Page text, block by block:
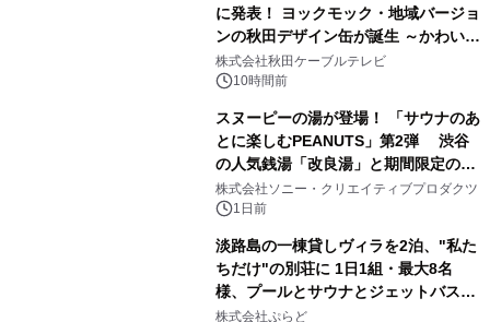
に発表！ ヨックモック・地域バージョ
ンの秋田デザイン缶が誕生 ～かわいい
秋田犬の子犬と秋田の四季と名所を巡
るパッケージ～ 9月1日(火)秋田県内で
株式会社秋田ケーブルテレビ
10時間前
スヌーピーの湯が登場！ 「サウナのあ
とに楽しむPEANUTS」第2弾 渋谷
の人気銭湯「改良湯」と期間限定のコ
ラボレーション サウナイキタイコラ
ボグッズも発売決定！
株式会社ソニー・クリエイティブプロダクツ
1日前
淡路島の一棟貸しヴィラを2泊、"私た
ちだけ"の別荘に 1日1組・最大8名
様、プールとサウナとジェットバス付
きで Villa Mon Temps AWAJIの連泊
株式会社ぷらど